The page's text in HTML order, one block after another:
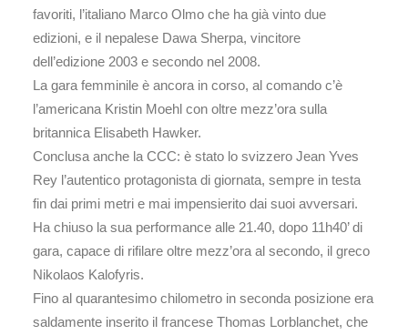
favoriti, l’italiano Marco Olmo che ha già vinto due
edizioni, e il nepalese Dawa Sherpa, vincitore
dell’edizione 2003 e secondo nel 2008.
La gara femminile è ancora in corso, al comando c’è
l’americana Kristin Moehl con oltre mezz’ora sulla
britannica Elisabeth Hawker.
Conclusa anche la CCC: è stato lo svizzero Jean Yves
Rey l’autentico protagonista di giornata, sempre in testa
fin dai primi metri e mai impensierito dai suoi avversari.
Ha chiuso la sua performance alle 21.40, dopo 11h40’ di
gara, capace di rifilare oltre mezz’ora al secondo, il greco
Nikolaos Kalofyris.
Fino al quarantesimo chilometro in seconda posizione era
saldamente inserito il francese Thomas Lorblanchet, che